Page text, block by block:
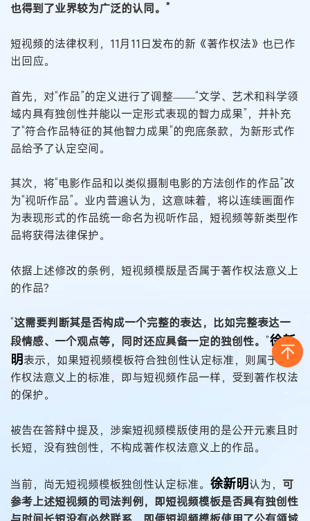
也得到了业界较为广泛的认同。”
短视频的法律权利，11月11日发布的新《著作权法》也已作
出回应。
首先，对“作品”的定义进行了调整——“文学、艺术和科学领
域内具有独创性并能以一定形式表现的智力成果”，并补充
了“符合作品特征的其他智力成果”的兜底条款，为新形式作
品给予了认定空间。
其次，将“电影作品和以类似摄制电影的方法创作的作品”改
为“视听作品”。业内普遍认为，这意味着，将以连续画面作
为表现形式的作品统一命名为视听作品，短视频等新类型作
品将获得法律保护。
依据上述修改的条例，短视频模版是否属于著作权法意义上
的作品？
“这需要判断其是否构成一个完整的表达，比如完整表达一
段情感、一个观点等，同时还应具备一定的独创性。 ”徐新
明表示，如果短视频模板符合独创性认定标准，则属于著
作权法意义上的标准，即与短视频作品一样，受到著作权法
的保护。
被告在答辩中提及，涉案短视频模版使用的是公开元素且时
长短，没有独创性，不构成著作权法意义上的作品。
当前，尚无短视频模板独创性认定标准。 徐新明认为， 可
参考上述短视频的司法判例，即短视频模板是否具有独创性